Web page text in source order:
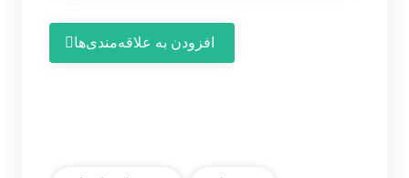
افزودن به علاقه‌مندی‌ها